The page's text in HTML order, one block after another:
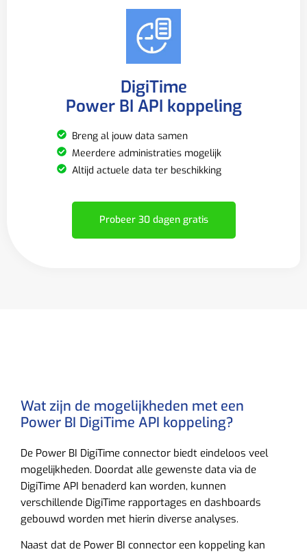
DigiTime
Power BI API koppeling
Breng al jouw data samen
Meerdere administraties mogelijk
Altijd actuele data ter beschikking
Probeer 30 dagen gratis
Wat zijn de mogelijkheden met een
Power BI DigiTime API koppeling?
De Power BI DigiTime connector biedt eindeloos veel
mogelijkheden. Doordat alle gewenste data via de
DigiTime API benaderd kan worden, kunnen
verschillende DigiTime rapportages en dashboards
gebouwd worden met hierin diverse analyses.
Naast dat de Power BI connector een koppeling kan